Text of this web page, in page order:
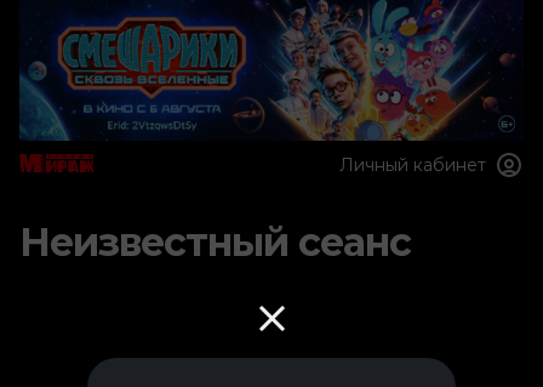
Личный кабинет
Неизвестный сеанс